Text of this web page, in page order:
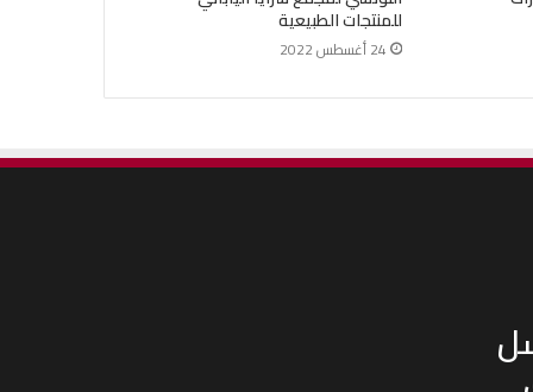
للمنتجات الطبيعية
24 أغسطس 2022